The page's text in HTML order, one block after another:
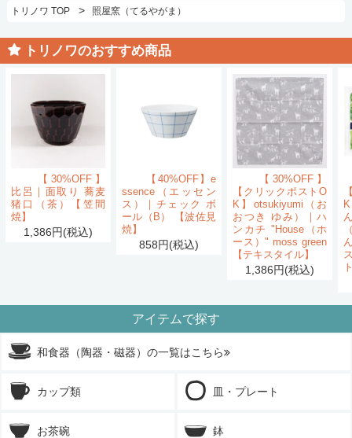
トリノワ TOP > 照屋窯（てるやがま）
トリノワのおすすめ商品
【30%OFF】
比呂｜面取り 蕎麦
猪口（茶）【笠間
焼】
1,386円(税込)
【40%OFF】e
ssence（エッセン
ス）｜チェック ボ
ール（B） 【波佐見
焼】
858円(税込)
【30%OFF】
【クリックポストO
K】otsukiyumi（お
おつき ゆみ）｜ハ
ンカチ "House（ホ
ース）" moss green
【テキスタイル】
1,386円(税込)
アイテムで探す
和食器（陶器・磁器）の一覧はこちら
カップ類 皿・プレート
お茶碗 鉢